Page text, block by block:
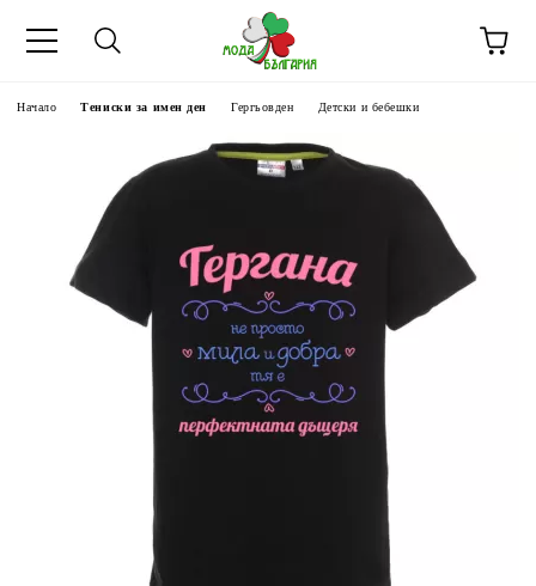
Начало Тениски за имен ден Гергьовден Детски и бебешки